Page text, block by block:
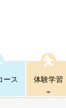
ース 体験学習